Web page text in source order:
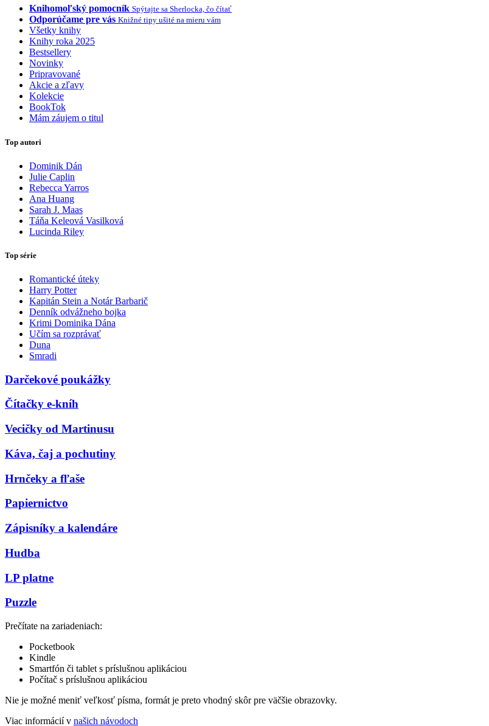
Knihomoľský pomocník Spýtajte sa Sherlocka, čo čítať
Odporúčame pre vás Knižné tipy ušité na mieru vám
Všetky knihy
Knihy roka 2025
Bestsellery
Novinky
Pripravované
Akcie a zľavy
Kolekcie
BookTok
Mám záujem o titul
Top autori
Dominik Dán
Julie Caplin
Rebecca Yarros
Ana Huang
Sarah J. Maas
Táňa Keleová Vasilková
Lucinda Riley
Top série
Romantické úteky
Harry Potter
Kapitán Stein a Notár Barbarič
Denník odvážneho bojka
Krimi Dominika Dána
Učím sa rozprávať
Duna
Smradi
Darčekové poukážky
Čítačky e-kníh
Vecičky od Martinusu
Káva, čaj a pochutiny
Hrnčeky a fľaše
Papiernictvo
Zápisníky a kalendáre
Hudba
LP platne
Puzzle
Prečítate na zariadeniach:
Pocketbook
Kindle
Smartfón či tablet s príslušnou aplikáciou
Počítač s príslušnou aplikáciou
Nie je možné meniť veľkosť písma, formát je preto vhodný skôr pre väčšie obrazovky.
Viac informácií v našich návodoch